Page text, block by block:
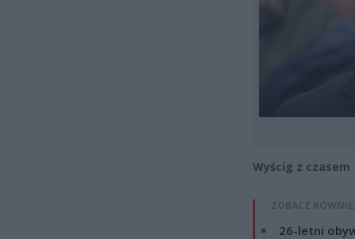
Wyścig z czasem
ZOBACZ
26-letni